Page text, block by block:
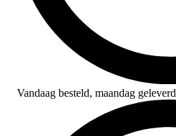
Vandaag besteld, maandag geleverd